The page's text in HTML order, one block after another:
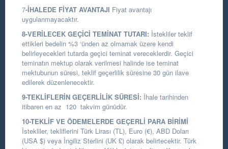
7-İHALEDE FİYAT AVANTAJI Fiyat avantajı
uygulanmayacaktır.
8-VERİLECEK GEÇİCİ TEMİNAT TUTARI: İstekliler teklif
ettikleri bedelin %3 ‘ünden az olmamak üzere kendi
belirleyecekleri tutarda geçici teminat vereceklerdir. Geçici
teminatın mektup olarak verilmesi halinde ise teminat
mektubunun süresi, teklif geçerlilik süresine 30 gün ilave
edilerek düzenlenecektir.
9-TEKLİFLERİN GEÇERLİLİK SÜRESİ: İhale tarihinden
itibaren en az 120 takvim günüdür.
10-TEKLİF VE ÖDEMELERDE GEÇERLİ PARA BİRİMİ
İstekliler, tekliflerini Türk Lirası (TL), Euro (€), ABD Doları
(USA $) veya İngiliz Sterlini (UK £) olarak belirtecektir. Türk